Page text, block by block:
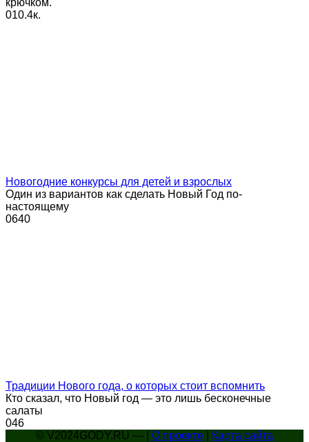
крючком.
010.4к.
Новогодние конкурсы для детей и взрослых
Один из вариантов как сделать Новый Год по-
настоящему
0640
Традиции Нового года, о которых стоит вспомнить
Кто сказал, что Новый год — это лишь бесконечные
салаты
046
© V2024GODY.RU — | О проекте
Карта сайта